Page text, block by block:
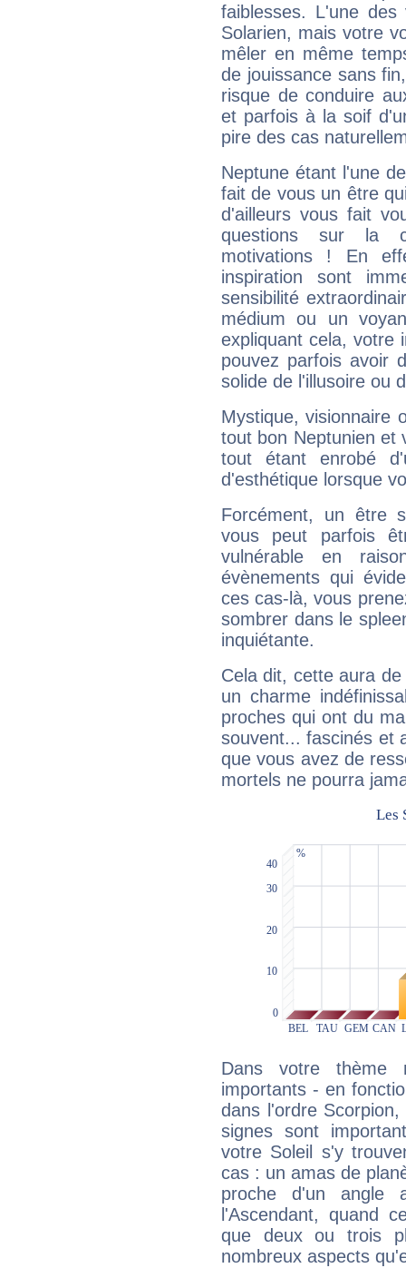
faiblesses. L'une
Solarien, mais votre
mêler en même
de jouissance sans
risque de conduire
et parfois à la soif
pire des cas
Neptune étant l'une
fait de vous un être
d'ailleurs vous fait
questions sur la
motivations ! En
inspiration sont
sensibilité
médium ou un
expliquant cela, votre
pouvez parfois avoir
solide de l'illusoire ou
Mystique, visionnaire
tout bon Neptunien et
tout étant enrobé
d'esthétique lorsque
Forcément, un être
vous peut parfois
vulnérable en
évènements qui
ces cas-là, vous
sombrer dans le
inquiétante.
Cela dit, cette aura
un charme
proches qui ont du
souvent... fascinés et
que vous avez de
mortels ne pourra
Dans votre thème
importants - en
dans l'ordre
signes sont
votre Soleil s'y
cas : un amas de
proche d'un
l'Ascendant, quand
que deux ou trois
nombreux aspects